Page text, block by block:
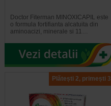
Doctor Fiterman MINOXICAPIL este
o formula fortifianta alcatuita din
aminoacizi, minerale si 11…
Plătești 2, primești 3